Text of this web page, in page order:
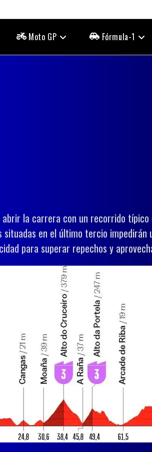
Moto GP Fórmula-1
la carrera con un recorrido
en el último tercio
para superar repechos y